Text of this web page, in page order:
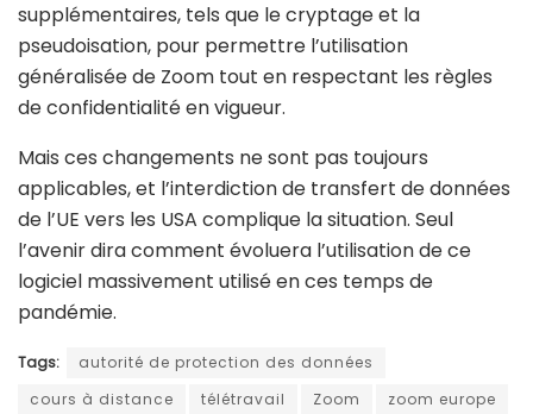
supplémentaires, tels que le cryptage et la
pseudoisation, pour permettre l’utilisation
généralisée de Zoom tout en respectant les règles
de confidentialité en vigueur.
Mais ces changements ne sont pas toujours
applicables, et l’interdiction de transfert de données
de l’UE vers les USA complique la situation. Seul
l’avenir dira comment évoluera l’utilisation de ce
logiciel massivement utilisé en ces temps de
pandémie.
Tags:
autorité de protection des données
cours à distance
télétravail Zoom zoom europe